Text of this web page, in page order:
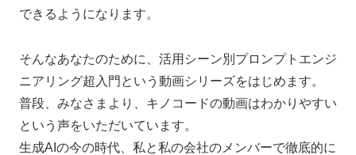
できるようになります。
そんなあなたのために、活用シーン別プロンプトエンジ
ニアリング超入門という動画シリーズをはじめます。
普段、みなさまより、キノコードの動画はわかりやすい
という声をいただいています。
生成AIの今の時代、私と私の会社のメンバーで徹底的に